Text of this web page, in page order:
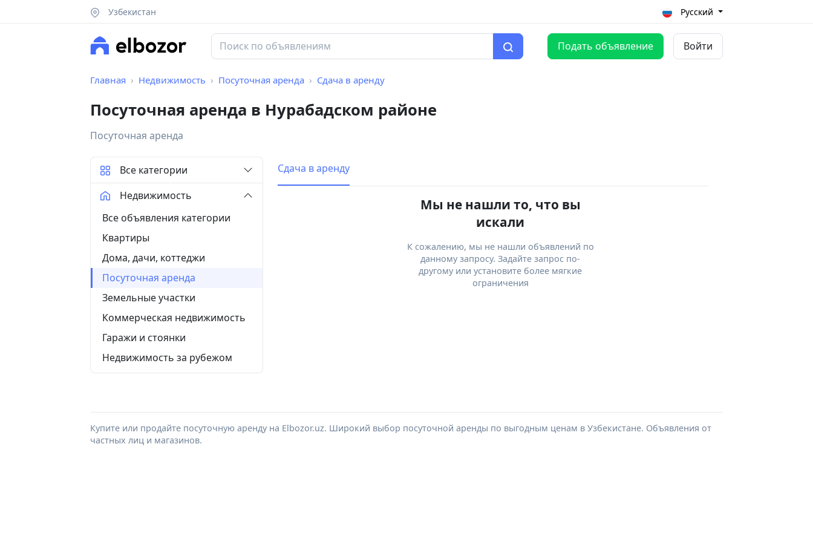
Узбекистан Русский
Подать объявление Войти
Главная Недвижимость Посуточная аренда Сдача в аренду
Посуточная аренда в Нурабадском районе
Посуточная аренда
Сдача в аренду
Мы не нашли то, что вы
искали
К сожалению, мы не нашли объявлений по
данному запросу. Задайте запрос по-
другому или установите более мягкие
ограничения
Все категории
Недвижимость
Все объявления категории
Квартиры
Дома, дачи, коттеджи
Посуточная аренда
Земельные участки
Коммерческая недвижимость
Гаражи и стоянки
Недвижимость за рубежом
Купите или продайте посуточную аренду на Elbozor.uz. Широкий выбор посуточной аренды по выгодным ценам в Узбекистане. Объявления от
частных лиц и магазинов.